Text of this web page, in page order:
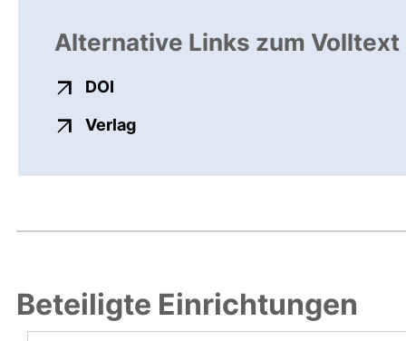
Alternative Links zum Volltext
DOI
Verlagexterner Link, öffnet neues
Beteiligte Einrichtungen